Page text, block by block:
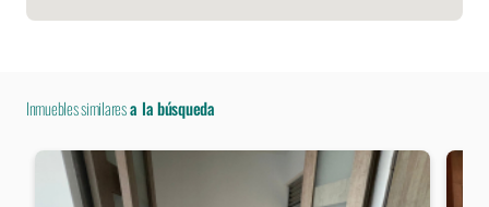
Inmuebles similaresa la búsqueda